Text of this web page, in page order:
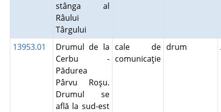
stânga al
Râului
Târgului
13953.01
Drumul de la
Cerbu -
Pădurea
Pârvu Roşu.
Drumul se
află la sud-est
cale de
comunicaţie
drum